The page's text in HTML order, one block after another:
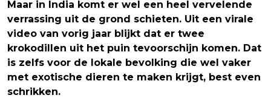
Maar in India komt er wel een heel vervelende
verrassing uit de grond schieten. Uit een virale
video van vorig jaar blijkt dat er twee
krokodillen uit het puin tevoorschijn komen. Dat
is zelfs voor de lokale bevolking die wel vaker
met exotische dieren te maken krijgt, best even
schrikken.